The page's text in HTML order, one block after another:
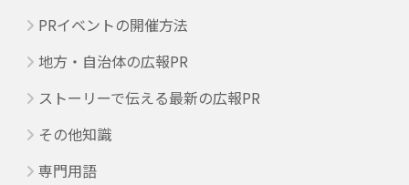
PRイベントの開催方法
地方・自治体の広報PR
ストーリーで伝える最新の広報PR
その他知識
専門用語